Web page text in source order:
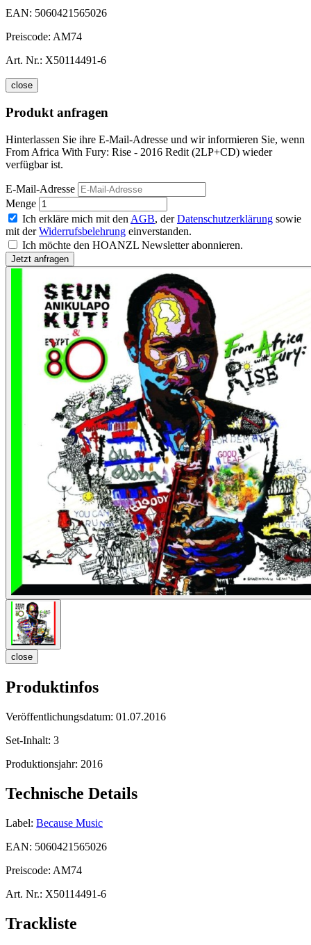
EAN: 5060421565026
Preiscode: AM74
Art. Nr.: X50114491-6
close
Produkt anfragen
Hinterlassen Sie ihre E-Mail-Adresse und wir informieren Sie, wenn
From Africa With Fury: Rise - 2016 Redit (2LP+CD) wieder
verfügbar ist.
E-Mail-Adresse
Menge
Ich erkläre mich mit den AGB, derDatenschutzerklärung sowie
mit derWiderrufsbelehrung einverstanden.
Ich möchte den HOANZL Newsletter abonnieren.
close
Produktinfos
Veröffentlichungsdatum: 01.07.2016
Set-Inhalt: 3
Produktionsjahr: 2016
Technische Details
Label: Because Music
EAN: 5060421565026
Preiscode: AM74
Art. Nr.: X50114491-6
Trackliste